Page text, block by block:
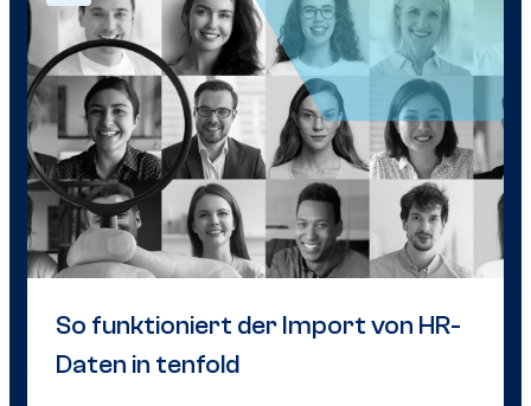
So funktioniert der Import von HR-
Daten in tenfold